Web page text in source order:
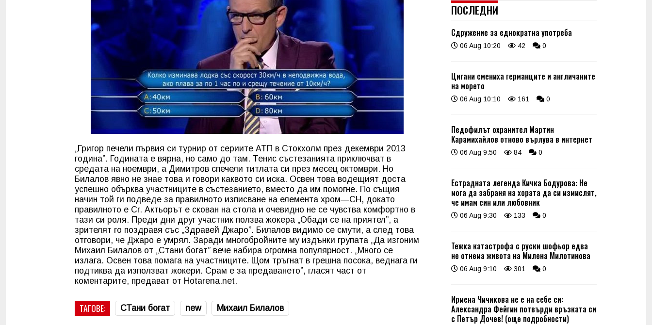
„Григор печели първия си турнир от сериите АТП в Стокхолм през декември 2013
година”. Годината е вярна, но само до там. Тенис състезанията приключват в
средата на ноември, а Димитров спечели титлата си през месец октомври. Но
Билалов явно не знае това и говори каквото си иска. Освен това водещият доста
успешно обърква участниците в състезанието, вместо да им помогне. По същия
начин той ги подведе за правилното изписване на елемента хром—CH, докато
правилното е Cr. Актьорът е скован на стола и очевидно не се чувства комфортно в
тази си роля. Преди дни друг участник ползва жокера „Обади се на приятел”, а
зрителят го поздравя със „Здравей Джаро”. Билалов видимо се смути, а след това
отговори, че Джаро е умрял. Заради многобройните му издънки групата „Да изгоним
Михаил Билалов от „Стани богат” вече набира огромна популярност. „Много се
излага. Освен това помага на участниците. Щом тръгнат в грешна посока, веднага ги
подтиква да използват жокери. Срам е за предаването”, гласят част от
коментарите, предават от Hotarena.net.
ТАГОВЕ: СТани богат new Михаил Билалов
ПОСЛЕДНИ
Сдружение за еднократна употреба
06 Aug 10:20 42 0
Цигани смениха германците и англичаните
на морето
06 Aug 10:10 161 0
Педофилът охранител Мартин
Карамихайлов отново върлува в интернет
06 Aug 9:50 84 0
Естрадната легенда Кичка Бодурова: Не
мога да забраня на хората да си измислят,
че имам син или любовник
06 Aug 9:30 133 0
Тежка катастрофа с руски шофьор едва
не отнема живота на Милена Милотинова
06 Aug 9:10 301 0
Ирмена Чичикова не е на себе си:
Александра Фейгин потвърди връзката си
с Петър Дочев! (още подробности)